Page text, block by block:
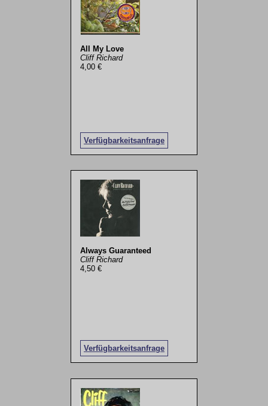
All My Love
Cliff Richard
4,00 €
Verfügbarkeitsanfrage
Always Guaranteed
Cliff Richard
4,50 €
Verfügbarkeitsanfrage